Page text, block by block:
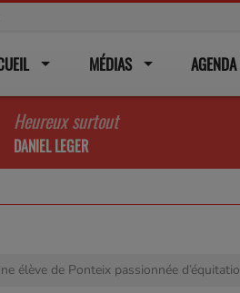
MÉDIAS
Heureux surtout
DANIEL LEGER
élève de Ponteix passionnée